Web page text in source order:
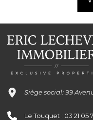
Siège social: 99
Le Touquet : 03 21 05